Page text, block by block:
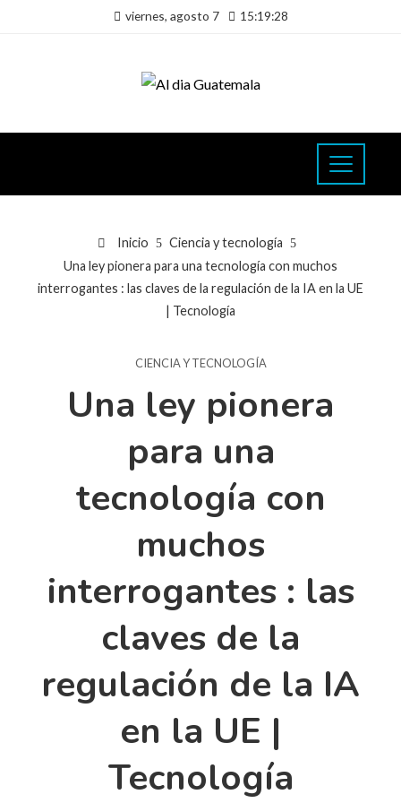
viernes, agosto 7 15:19:29
Inicio
Ciencia y tecnología
Una ley pionera para una tecnología con muchos
interrogantes : las claves de la regulación de la IA en la UE
| Tecnología
CIENCIA Y TECNOLOGÍA
Una ley pionera
para una
tecnología con
muchos
interrogantes : las
claves de la
regulación de la IA
en la UE |
Tecnología